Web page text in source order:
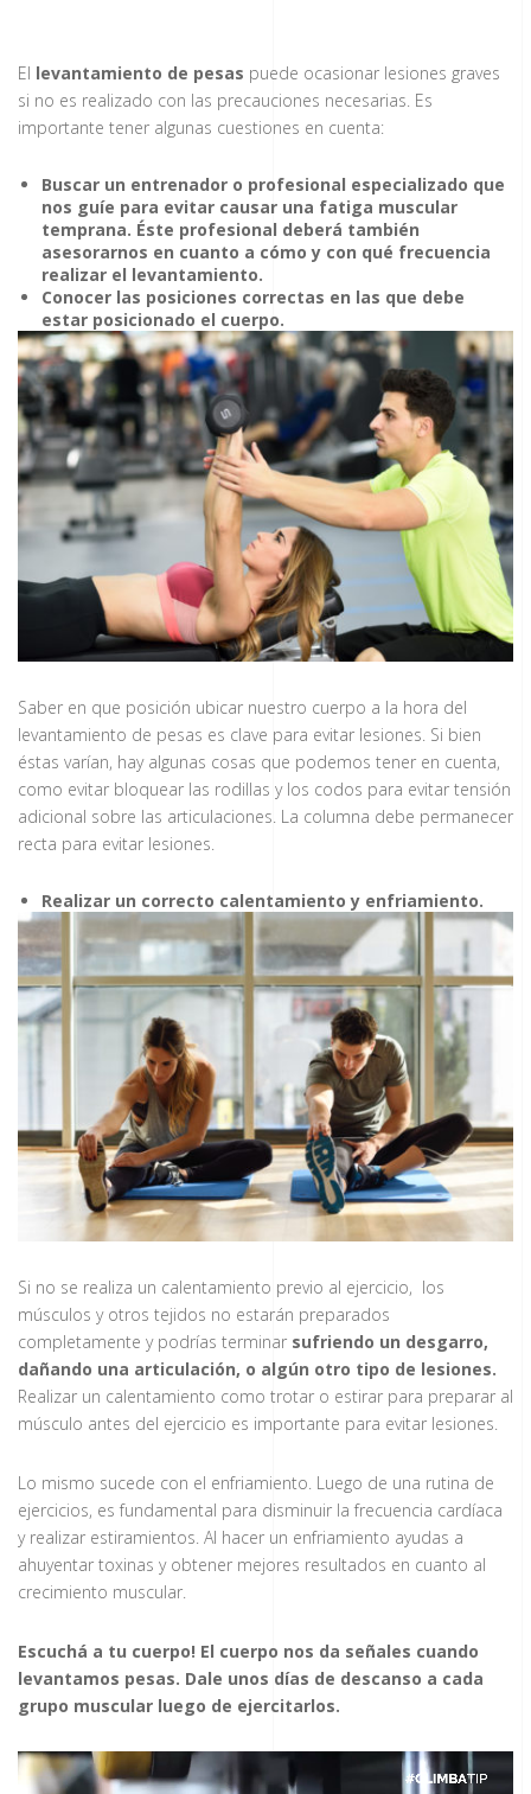
El levantamiento de pesas puede ocasionar lesiones graves
si no es realizado con las precauciones necesarias. Es
importante tener algunas cuestiones en cuenta:
Buscar un entrenador o profesional especializado que
nos guíe para evitar causar una fatiga muscular
temprana. Éste profesional deberá también
asesorarnos en cuanto a cómo y con qué frecuencia
realizar el levantamiento.
Conocer las posiciones correctas en las que debe
estar posicionado el cuerpo.
Saber en que posición ubicar nuestro cuerpo a la hora del
levantamiento de pesas es clave para evitar lesiones. Si bien
éstas varían, hay algunas cosas que podemos tener en cuenta,
como evitar bloquear las rodillas y los codos para evitar tensión
adicional sobre las articulaciones. La columna debe permanecer
recta para evitar lesiones.
Realizar un correcto calentamiento y enfriamiento.
Si no se realiza un calentamiento previo al ejercicio, los
músculos y otros tejidos no estarán preparados
completamente y podrías terminar sufriendo un desgarro,
dañando una articulación, o algún otro tipo de lesiones.
Realizar un calentamiento como trotar o estirar para preparar al
músculo antes del ejercicio es importante para evitar lesiones.
Lo mismo sucede con el enfriamiento. Luego de una rutina de
ejercicios, es fundamental para disminuir la frecuencia cardíaca
y realizar estiramientos. Al hacer un enfriamiento ayudas a
ahuyentar toxinas y obtener mejores resultados en cuanto al
crecimiento muscular.
Escuchá a tu cuerpo! El cuerpo nos da señales cuando
levantamos pesas. Dale unos días de descanso a cada
grupo muscular luego de ejercitarlos.
Reproductor
de